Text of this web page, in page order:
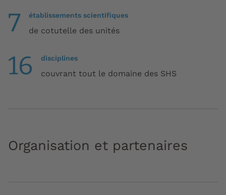
7 établissements scientifiques
de cotutelle des unités
16 disciplines
couvrant tout le domaine des SHS
Organisation et partenaires